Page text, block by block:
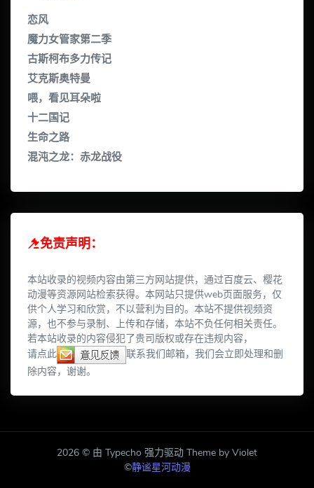
恋风
魔力女管家第二季
古斯柯布多力传记
艾克斯奥特曼
喂，看见耳朵啦
十二国记
生命之路
混沌之龙：赤龙战役
免责声明：
本站收录的视频内容由第三方网站提供，通过百度云、樱花
动漫等资源网站检索获得。本网站只提供web页面服务，仅
供个人学习和欣赏，不以营利为目的。本站不提供视频资
源，也不参与录制、上传和存储，本站不负任何相关责任。
若本站收录的内容侵犯了贵司版权或存在违规内容，
请点此
联系我们邮箱，我们会立即处理和删
除内容，谢谢。
2026 © 由 Typecho 强力驱动 Theme by Violet
©静谧星河动漫